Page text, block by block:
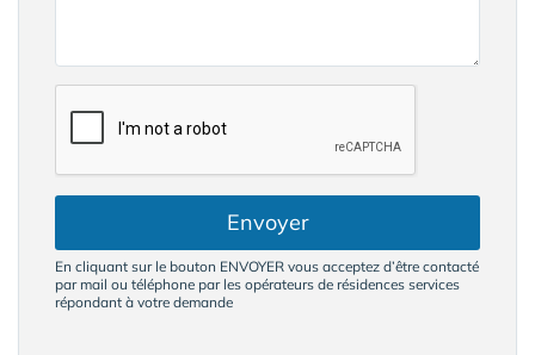
Envoyer
En cliquant sur le bouton ENVOYER vous acceptez d’être contacté
par mail ou téléphone par les opérateurs de résidences services
répondant à votre demande